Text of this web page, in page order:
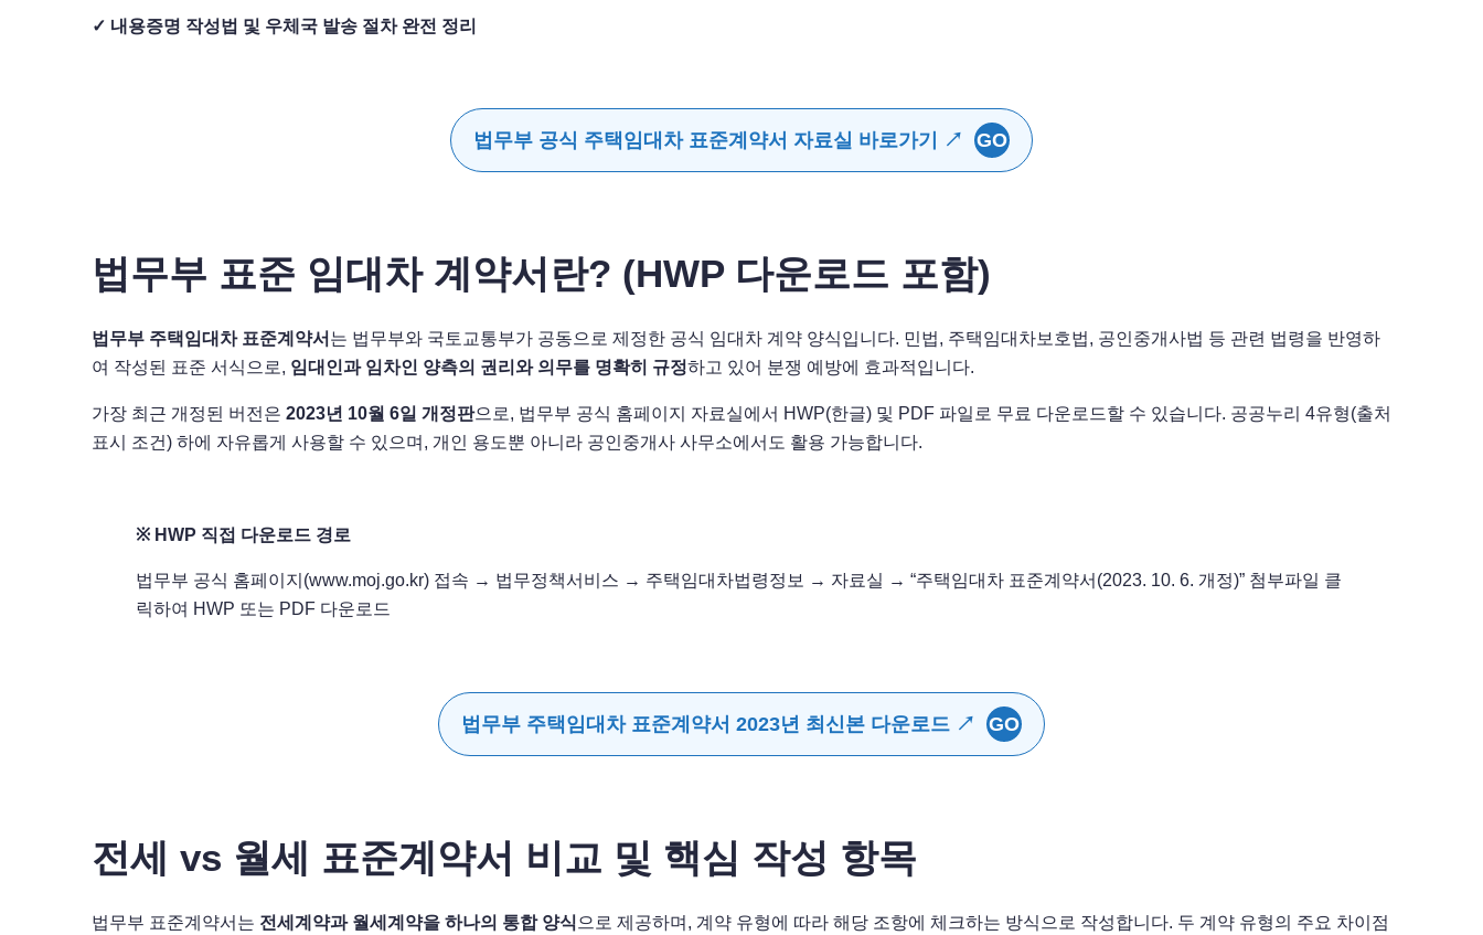
✓ 내용증명 작성법 및 우체국 발송 절차 완전 정리
법무부 공식 주택임대차 표준계약서 자료실 바로가기 ↗ GO
법무부 표준 임대차 계약서란? (HWP 다운로드 포함)
법무부 주택임대차 표준계약서 는 법무부와 국토교통부가 공동으로 제정한 공식 임대차 계약 양식입니다. 민법, 주택임대차보호법, 공인중개사법 등 관련 법령을 반영하
여 작성된 표준 서식으로, 임대인과 임차인 양측의 권리와 의무를 명확히 규정하고 있어 분쟁 예방에 효과적입니다.
가장 최근 개정된 버전은 2023년 10월 6일 개정판으로, 법무부 공식 홈페이지 자료실에서 HWP(한글) 및 PDF 파일로 무료 다운로드할 수 있습니다. 공공누리 4유형(출처
표시 조건) 하에 자유롭게 사용할 수 있으며, 개인 용도뿐 아니라 공인중개사 사무소에서도 활용 가능합니다.
※ HWP 직접 다운로드 경로
법무부 공식 홈페이지(www.moj.go.kr) 접속 → 법무정책서비스 → 주택임대차법령정보 → 자료실 → “주택임대차 표준계약서(2023. 10. 6. 개정)” 첨부파일 클
릭하여 HWP 또는 PDF 다운로드
법무부 주택임대차 표준계약서 2023년 최신본 다운로드 ↗ GO
전세 vs 월세 표준계약서 비교 및 핵심 작성 항목
법무부 표준계약서는 전세계약과 월세계약을 하나의 통합 양식 으로 제공하며, 계약 유형에 따라 해당 조항에 체크하는 방식으로 작성합니다. 두 계약 유형의 주요 차이점